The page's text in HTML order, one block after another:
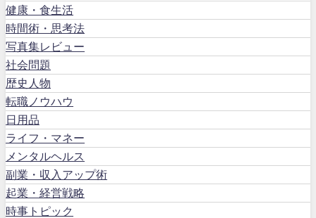
健康・食生活
時間術・思考法
写真集レビュー
社会問題
歴史人物
転職ノウハウ
日用品
ライフ・マネー
メンタルヘルス
副業・収入アップ術
起業・経営戦略
時事トピック